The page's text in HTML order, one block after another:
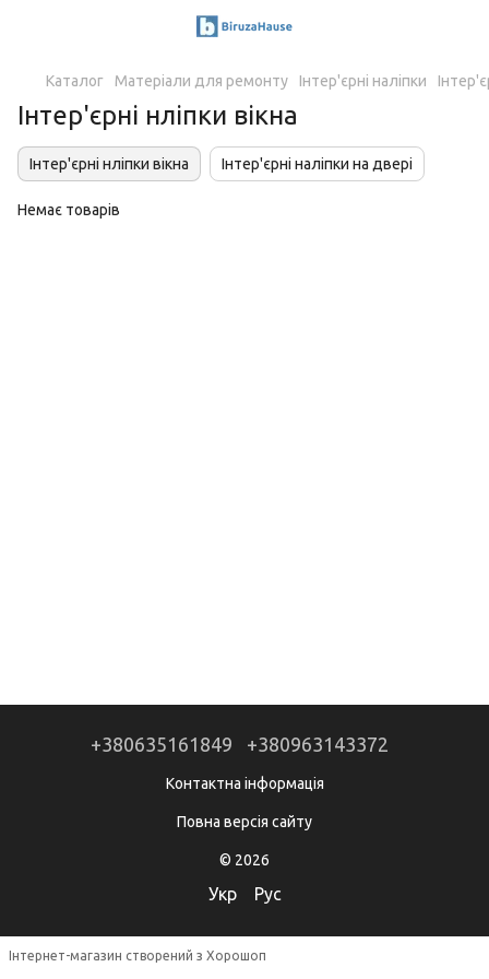
Каталог Матеріали для ремонту Інтер'єрні наліпки
Інтер'єрні нліпки вікна
Інтер'єрні нліпки вікна Інтер'єрні наліпки на двері
Немає товарів
+380635161849 +380963143372
Контактна інформація
Повна версія сайту
© 2026
Укр Рус
Інтернет-магазин створений з Хорошоп